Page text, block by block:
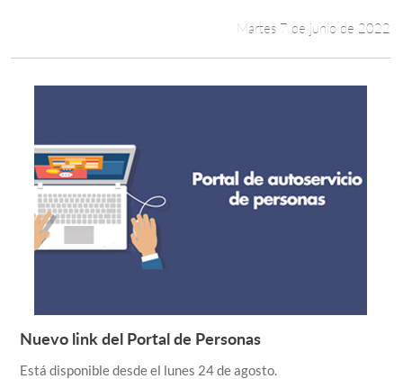
Martes 7 de junio de 2022
Leer más +
Nuevo link del Portal de Personas
Está disponible desde el lunes 24 de agosto.